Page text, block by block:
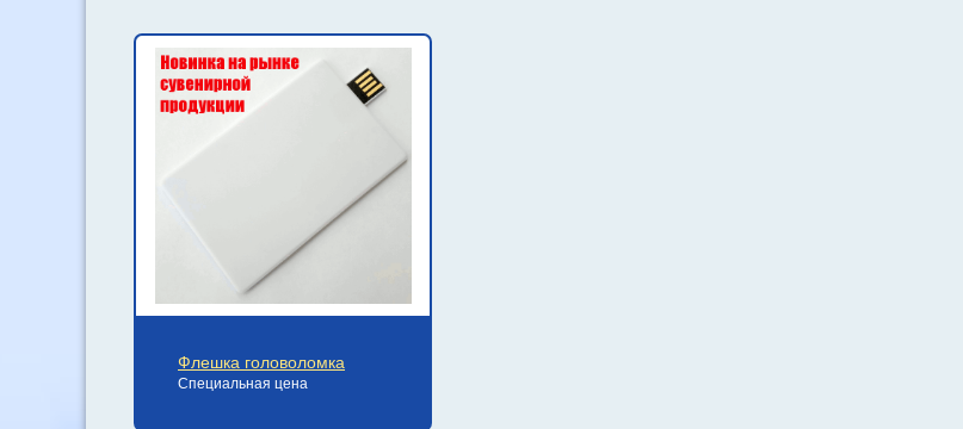
Флешка головоломка
Специальная цена